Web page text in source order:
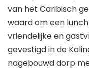
van het Caribisch
waard om een
vriendelijke en
gevestigd in de
nagebouwd dorp